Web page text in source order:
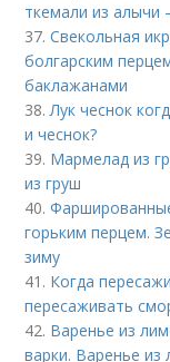
ткемали из алычи
37.Свекольная
болгарским
баклажанами
38.Лук чеснок
и чеснок?
39. Мармелад из
из груш
40.
горьким перцем.
зиму
41. Когда
пересаживать
42. Варенье из
варки. Варенье из